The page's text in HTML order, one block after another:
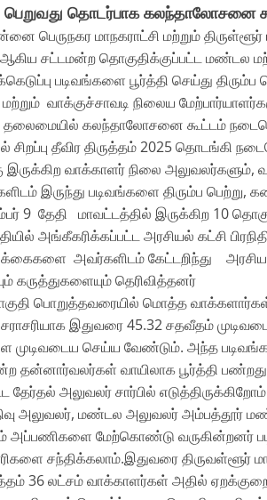
பெறுவது தொடர்பாக கலந்தாலோசனை
பெருநகர மாநகராட்சி மற்றும்
சட்டமன்ற தொகுதிக்குப்பட்ட மண்டல
படிவங்களை பூர்த்தி செய்து
மற்றும் வாக்குச்சாவடி நிலைய
தலைமையில் கலந்தாலோசனை கூட்டம்
தீவிர திருத்தம் 2025 தொடங்கி
இருக்கிற வாக்காளர் நிலை
இருந்து படிவங்களை திரும்ப பெற்று,
9 தேதி மாவட்டத்தில் இருக்கிற 10
அங்கீகரிக்கப்பட்ட அரசியல் கட்சி
அவர்களிடம் கேட்டறிந்து
கருத்துகளையும் தெரிவித்தனர்
பொறுத்தவரையில் மொத்த
இதுவரை 45.32 சதவீதம்
முடிவடைய செய்ய வேண்டும். அந்த
தன்னார்வலர்கள் வாயிலாக பூர்த்தி
அலுவலர் சார்பில்
அலுவலர், மண்டல அலுவலர் அம்பத்தூர்
மேற்கொண்டு வருகின்றனர்
சந்திக்கலாம்.இதுவரை
36 லட்சம் வாக்காளர்கள் அதில்